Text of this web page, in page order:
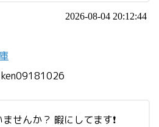
2026-08-04 20:12:44
ken09181026
せんか？ 暇にしてます❗